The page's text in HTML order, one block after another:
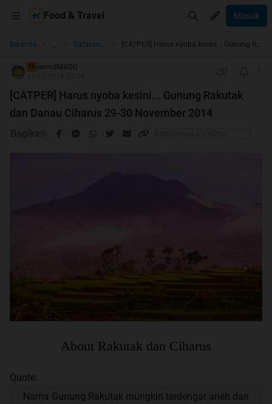
Food & Travel Masuk
Beranda ... Catatan Perjalanan OANC [CATPER] Harus nyoba kesini... Gunung Rakutak dan Danau Ciharus 29-30 November 2014
TS semutMADU
[CATPER] Harus nyoba kesini... Gunung Rakutak
dan Danau Ciharus 29-30 November 2014
Bagikan
About Rakutak dan Ciharus
Quote:
Nama Gunung Rakutak mungkin terdengar aneh dan